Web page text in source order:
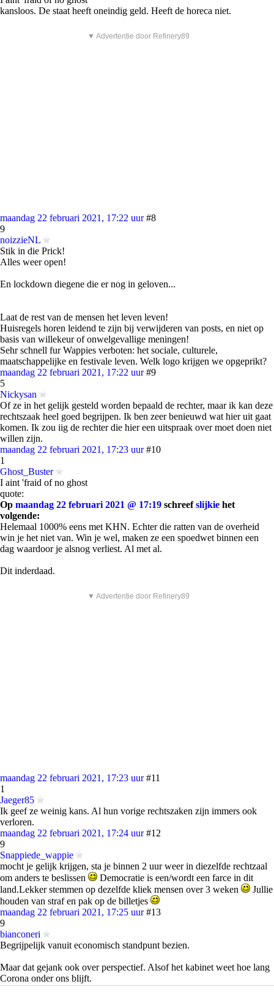
kansloos. De staat heeft oneindig geld. Heeft de horeca niet.
▼ Advertentie door Refinery89
maandag 22 februari 2021, 17:22 uur #8
9
noizzieNL
Stik in die Prick!
Alles weer open!
En lockdown diegene die er nog in geloven...
Laat de rest van de mensen het leven leven!
Huisregels horen leidend te zijn bij verwijderen van posts, en niet op
basis van willekeur of onwelgevallige meningen!
Sehr schnell fur Wappies verboten: het sociale, culturele,
maatschappelijke en festivale leven. Welk logo krijgen we opgeprikt?
maandag 22 februari 2021, 17:22 uur #9
5
Nickysan
Of ze in het gelijk gesteld worden bepaald de rechter, maar ik kan deze
rechtszaak heel goed begrijpen. Ik ben zeer benieuwd wat hier uit gaat
komen. Ik zou iig de rechter die hier een uitspraak over moet doen niet
willen zijn.
maandag 22 februari 2021, 17:23 uur #10
1
Ghost_Buster
I aint 'fraid of no ghost
quote:
Op maandag 22 februari 2021 @ 17:19 schreefslijkie het
volgende:
Helemaal 1000% eens met KHN. Echter die ratten van de overheid
win je het niet van. Win je wel, maken ze een spoedwet binnen een
dag waardoor je alsnog verliest. Al met al.
Dit inderdaad.
▼ Advertentie door Refinery89
maandag 22 februari 2021, 17:23 uur #11
1
Jaeger85
Ik geef ze weinig kans. Al hun vorige rechtszaken zijn immers ook
verloren.
maandag 22 februari 2021, 17:24 uur #12
9
Snappiede_wappie
mocht je gelijk krijgen, sta je binnen 2 uur weer in diezelfde rechtzaal
om anders te beslissen
Democratie is een/wordt een farce in dit
land.Lekker stemmen op dezelfde kliek mensen over 3 weken
Jullie
houden van straf en pak op de billetjes
maandag 22 februari 2021, 17:25 uur #13
9
bianconeri
Begrijpelijk vanuit economisch standpunt bezien.
Maar dat gejank ook over perspectief. Alsof het kabinet weet hoe lang
Corona onder ons blijft.
Dat roepen die domme wappies ook altijd. Owhhh ja Rutte roept dit en